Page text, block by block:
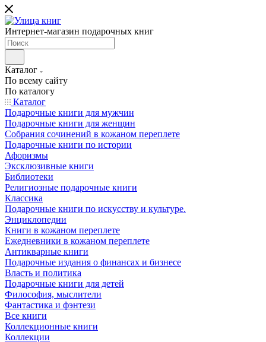
Интернет-магазин подарочных книг
Каталог
По всему сайту
По каталогу
Каталог
Подарочные книги для мужчин
Подарочные книги для женщин
Собрания сочинений в кожаном переплете
Подарочные книги по истории
Афоризмы
Эксклюзивные книги
Библиотеки
Религиозные подарочные книги
Классика
Подарочные книги по искусству и культуре.
Энциклопедии
Книги в кожаном переплете
Ежедневники в кожаном переплете
Антикварные книги
Подарочные издания о финансах и бизнесе
Власть и политика
Подарочные книги для детей
Философия, мыслители
Фантастика и фэнтези
Все книги
Коллекционные книги
Коллекции